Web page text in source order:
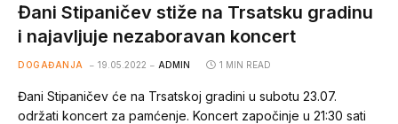
Đani Stipaničev stiže na Trsatsku gradinu
i najavljuje nezaboravan koncert
DOGAĐANJA 19.05.2022 ADMIN 1 MIN READ
Đani Stipaničev će na Trsatskoj gradini u subotu 23.07.
održati koncert za pamćenje. Koncert započinje u 21:30 sati